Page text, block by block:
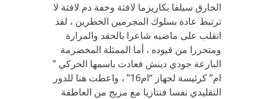
الخارق سيلفا بكاريزما لافتة وخفة دم لافتة لا
ترتبط عادة بسلوك المجرمين الخطرين ، لقد
انقلب على ماضيه شاعرا بالحقد والمرارة
ومتحررا من قيوده ، أما الممثلة المخضرمة
البارعة جودي دينش فعادت باسمها الحركي ”
ام” كرئيسة لجهاز “ام16” ، واعطت هنا للدور
التقليدي نفسا فنتازيا مع مزيج من العاطفة